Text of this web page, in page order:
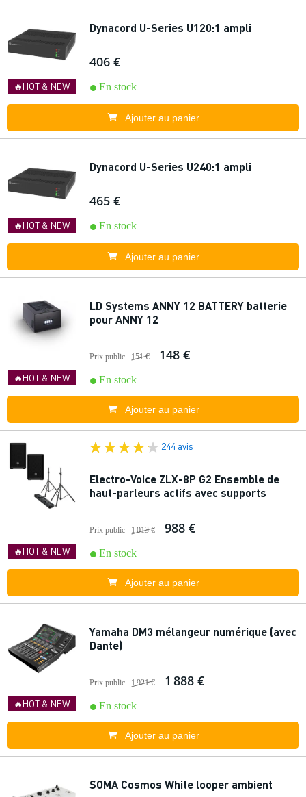
🔥HOT & NEW
Dynacord U-Series U120:1 ampli
406 €
En stock
Ajouter au panier
🔥HOT & NEW
Dynacord U-Series U240:1 ampli
465 €
En stock
Ajouter au panier
🔥HOT & NEW
LD Systems ANNY 12 BATTERY batterie
pour ANNY 12
Prix public 151 € 148 €
En stock
Ajouter au panier
🔥HOT & NEW
244 avis
Electro-Voice ZLX-8P G2 Ensemble de
haut-parleurs actifs avec supports
Prix public 1 013 € 988 €
En stock
Ajouter au panier
🔥HOT & NEW
Yamaha DM3 mélangeur numérique (avec
Dante)
Prix public 1 921 € 1 888 €
En stock
Ajouter au panier
SOMA Cosmos White looper ambient